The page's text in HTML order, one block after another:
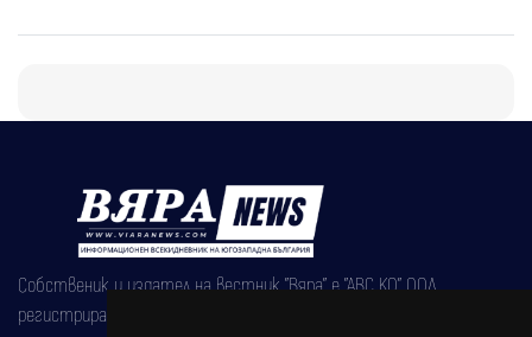
Собственик и издател на вестник "Вяра" е "АВС КО" ООД,
регистрирана на 08.05.2002 година.